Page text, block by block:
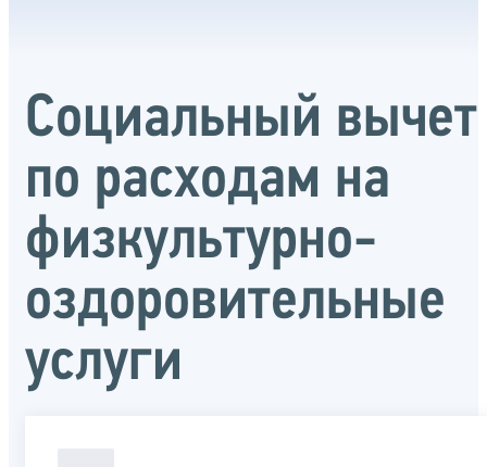
Социальный вычет
по расходам на
физкультурно-
оздоровительные
услуги